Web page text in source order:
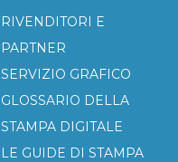
RIVENDITORI E
PARTNER
SERVIZIO GRAFICO
GLOSSARIO DELLA
STAMPA DIGITALE
LE GUIDE DI STAMPA